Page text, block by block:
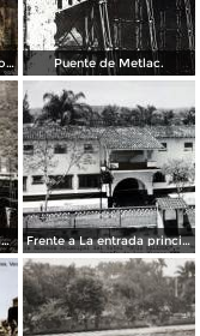
Puente de Metlac pr el Fotógrafo Hugo Brehme. Puente de Metlac.
Tren de pasajeros en el puente de Metlac. Frente a La entrada principal del Hotel Ruiz-Galindo.( Circulada el 22 de Julio de 1952 )